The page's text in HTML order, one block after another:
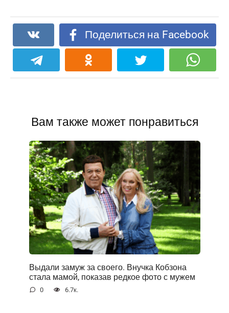
Поделиться на Facebook
Вам также может понравиться
Выдали замуж за своего. Внучка Кобзона
стала мамой, показав редкое фото с мужем
0 6.7к.